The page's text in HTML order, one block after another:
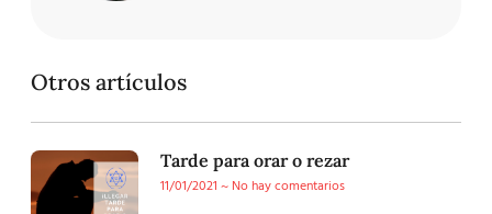
Otros artículos
Tarde para orar o rezar
11/01/2021
No hay comentarios